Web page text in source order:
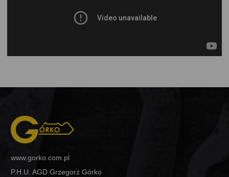
www.gorko.com.pl
P.H.U. AGD Grzegorz Górko